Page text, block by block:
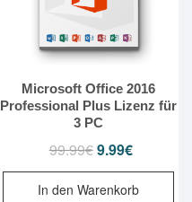
Microsoft Office 2016
Professional Plus Lizenz für
3 PC
99.99€ Ursprünglicher
Preis
war:
9.99€Aktueller
Preis
ist:
In den Warenkorb